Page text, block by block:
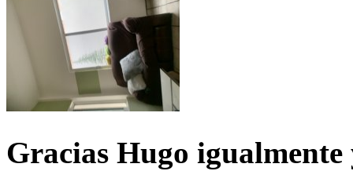
Gracias Hugo igualmente